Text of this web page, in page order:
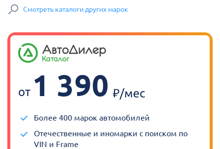
Смотреть каталоги других марок
от 1 390
Более 400 марок автомобилей
Отечественные и иномарки с поиском по
VIN и Frame